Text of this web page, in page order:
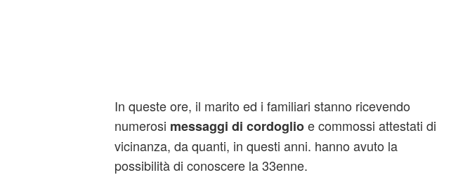
In queste ore, il marito ed i familiari stanno ricevendo
numerosi messaggi di cordoglioe commossi attestati di
vicinanza, da quanti, in questi anni. hanno avuto la
possibilità di conoscere la 33enne.